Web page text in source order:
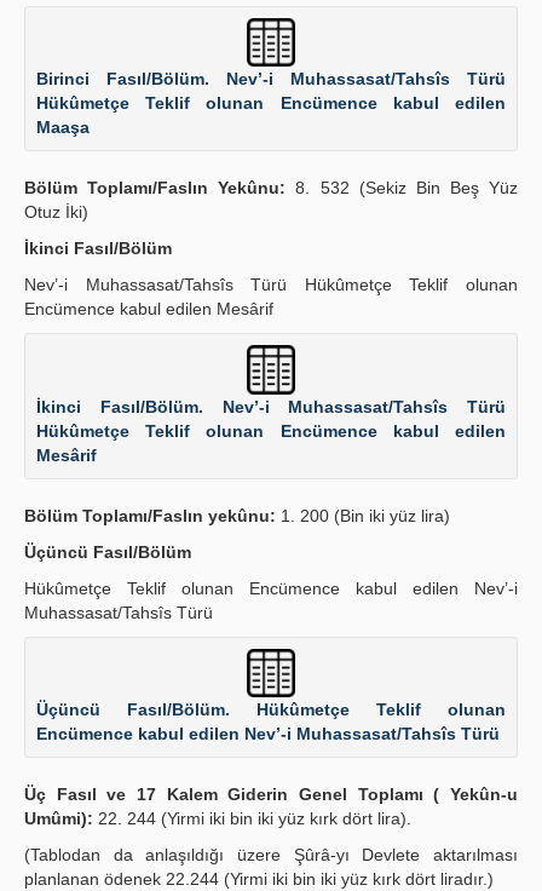
Birinci Fasıl/Bölüm. Nev’-i Muhassasat/Tahsîs Türü
Hükûmetçe Teklif olunan Encümence kabul edilen
Maaşa
Bölüm Toplamı/Faslın Yekûnu: 8. 532 (Sekiz Bin Beş Yüz
Otuz İki)
İkinci Fasıl/Bölüm
Nev’-i Muhassasat/Tahsîs Türü Hükûmetçe Teklif olunan
Encümence kabul edilen Mesârif
İkinci Fasıl/Bölüm. Nev’-i Muhassasat/Tahsîs Türü
Hükûmetçe Teklif olunan Encümence kabul edilen
Mesârif
Bölüm Toplamı/Faslın yekûnu: 1. 200 (Bin iki yüz lira)
Üçüncü Fasıl/Bölüm
Hükûmetçe Teklif olunan Encümence kabul edilen Nev’-i
Muhassasat/Tahsîs Türü
Üçüncü Fasıl/Bölüm. Hükûmetçe Teklif olunan
Encümence kabul edilen Nev’-i Muhassasat/Tahsîs Türü
Üç Fasıl ve 17 Kalem Giderin Genel Toplamı ( Yekûn-u
Umûmi): 22. 244 (Yirmi iki bin iki yüz kırk dört lira).
(Tablodan da anlaşıldığı üzere Şûrâ-yı Devlete aktarılması
planlanan ödenek 22.244 (Yirmi iki bin iki yüz kırk dört liradır.)